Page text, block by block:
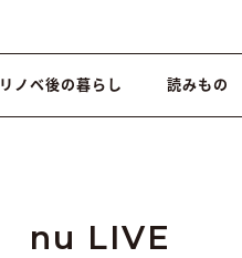
リノベ後の暮らし 読みもの
nu LIVE